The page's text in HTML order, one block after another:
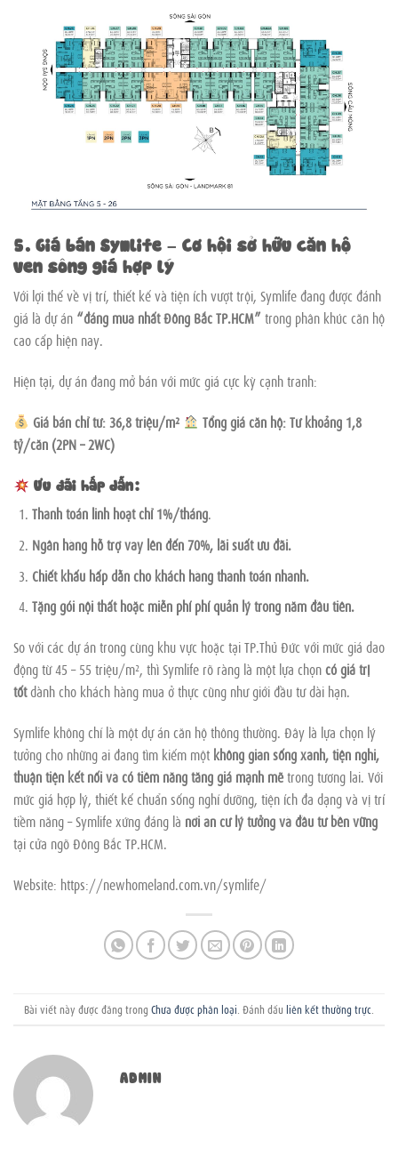
5. Giá bán Symlife – Cơ hội sở hữu căn hộ
ven sông giá hợp lý
Với lợi thế về vị trí, thiết kế và tiện ích vượt trội, Symlife đang được đánh
giá là dự án “đáng mua nhất Đông Bắc TP.HCM” trong phân khúc căn hộ
cao cấp hiện nay.
Hiện tại, dự án đang mở bán với mức giá cực kỳ cạnh tranh:
Giá bán chỉ từ: 36,8 triệu/m²
Tổng giá căn hộ: Từ khoảng 1,8
tỷ/căn (2PN – 2WC)
Ưu đãi hấp dẫn:
Thanh toán linh hoạt chỉ 1%/tháng.
Ngân hàng hỗ trợ vay lên đến 70%, lãi suất ưu đãi.
Chiết khấu hấp dẫn cho khách hàng thanh toán nhanh.
Tặng gói nội thất hoặc miễn phí phí quản lý trong năm đầu tiên.
So với các dự án trong cùng khu vực hoặc tại TP.Thủ Đức với mức giá dao
động từ 45 – 55 triệu/m², thì Symlife rõ ràng là một lựa chọncó giá trị
tốtdành cho khách hàng mua ở thực cũng như giới đầu tư dài hạn.
Symlife không chỉ là một dự án căn hộ thông thường. Đây là lựa chọn lý
tưởng cho những ai đang tìm kiếm một không gian sống xanh, tiện nghi,
thuận tiện kết nối và có tiềm năng tăng giá mạnh mẽtrong tương lai. Với
mức giá hợp lý, thiết kế chuẩn sống nghỉ dưỡng, tiện ích đa dạng và vị trí
tiềm năng – Symlife xứng đáng là nơi an cư lý tưởng và đầu tư bền vững
tại cửa ngõ Đông Bắc TP.HCM.
Website: https://newhomeland.com.vn/symlife/
Bài viết này được đăng trong Chưa được phân loại . Đánh dấu liên kết thường trực
ADMIN